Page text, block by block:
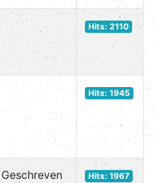
Hits: 2110
Hits: 1945
Geschreven
Hits: 1967